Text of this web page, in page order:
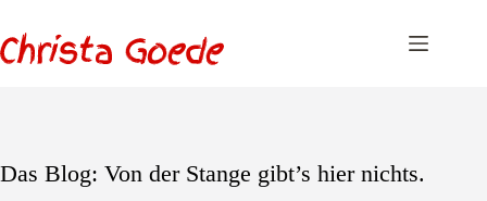
springen
Das Blog: Von der Stange gibt’s hier nichts.